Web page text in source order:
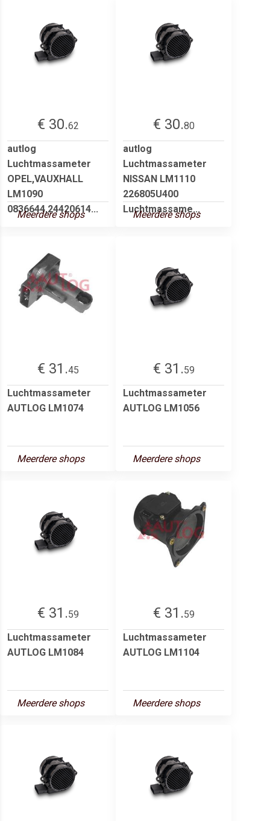
€ 30.62
autlog
Luchtmassameter
OPEL,VAUXHALL
LM1090
0836644,24420614...
Meerdere shops
€ 30.80
autlog
Luchtmassameter
NISSAN LM1110
226805U400
Luchtmassame...
Meerdere shops
€ 31.45
Luchtmassameter
AUTLOG LM1074
Meerdere shops
€ 31.59
Luchtmassameter
AUTLOG LM1056
Meerdere shops
€ 31.59
Luchtmassameter
AUTLOG LM1084
Meerdere shops
€ 31.59
Luchtmassameter
AUTLOG LM1104
Meerdere shops